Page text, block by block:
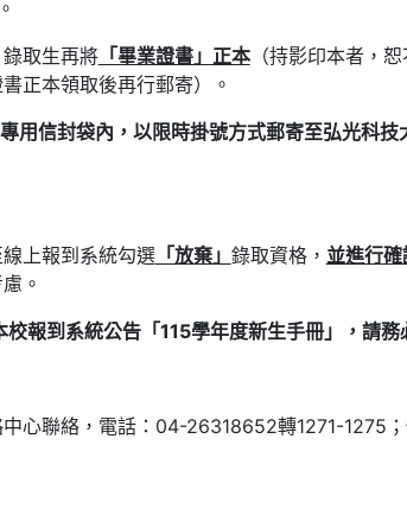
取生再將「畢業證書」正本（持影印本者，
正本領取後再行郵寄）。
用信封袋內，以限時掛號方式郵寄至弘光科技
上報到系統勾選「放棄」 錄取資格， 並進行確
。
校報到系統公告「115學年度新生手冊」，請務
心聯絡，電話：04-26318652轉1271-1275